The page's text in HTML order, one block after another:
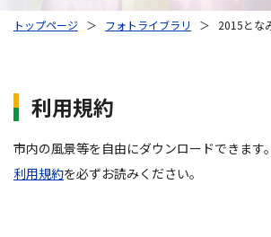
トップページ ＞ フォトライブラリ ＞ 2015とな
利用規約
市内の風景等を自由にダウンロードできます
利用規約を必ずお読みください。